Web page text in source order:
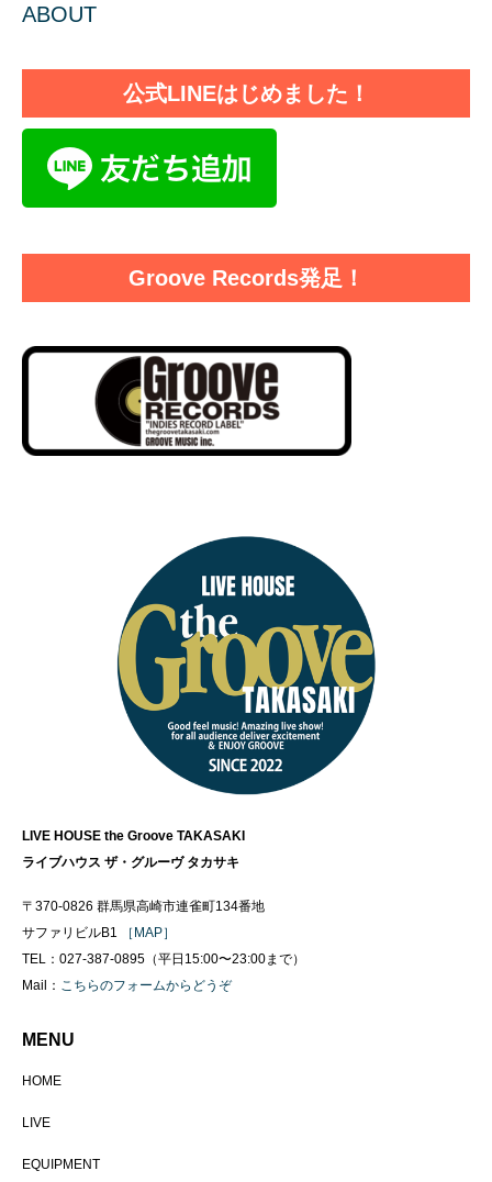
ABOUT
公式LINEはじめました！
Groove Records発足！
LIVE HOUSE the Groove TAKASAKI
ライブハウス ザ・グルーヴ タカサキ
〒370-0826 群馬県高崎市連雀町134番地
サファリビルB1
［MAP］
TEL：027-387-0895（平日15:00〜23:00まで）
Mail： こちらのフォームからどうぞ
MENU
HOME
LIVE
EQUIPMENT